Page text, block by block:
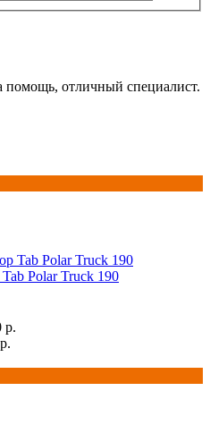
помощь, отличный специалист.
Polar Truck 190
р.